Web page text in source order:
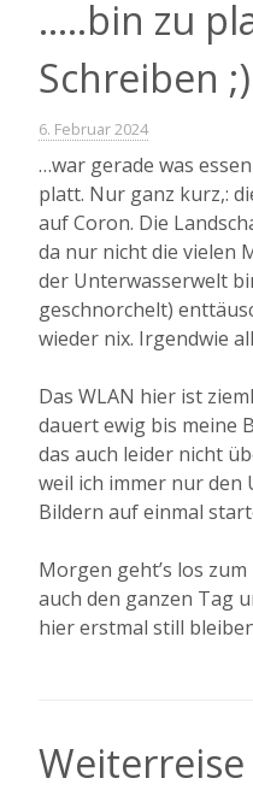
…..bin zu
Schreiben ;)
6. Februar 2024
…war gerade was
platt. Nur ganz kurz,:
auf Coron. Die
da nur nicht die vielen
der Unterwasserwelt
geschnorchelt)
wieder nix. Irgendwie
Das WLAN hier ist
dauert ewig bis meine
das auch leider nicht
weil ich immer nur den
Bildern auf einmal
Morgen geht’s los
auch den ganzen Tag
hier erstmal still
Weiterreise